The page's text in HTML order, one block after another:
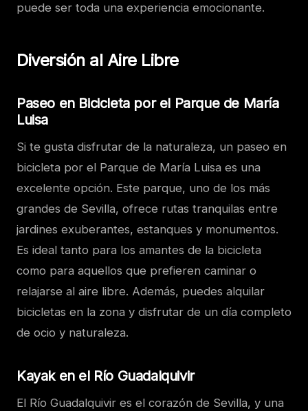
puede ser toda una experiencia emocionante.
Diversión al Aire Libre
Paseo en Bicicleta por el Parque de María
Luisa
Si te gusta disfrutar de la naturaleza, un paseo en
bicicleta por el Parque de María Luisa es una
excelente opción. Este parque, uno de los más
grandes de Sevilla, ofrece rutas tranquilas entre
jardines exuberantes, estanques y monumentos.
Es ideal tanto para los amantes de la bicicleta
como para aquellos que prefieren caminar o
relajarse al aire libre. Además, puedes alquilar
bicicletas en la zona y disfrutar de un día completo
de ocio y naturaleza.
Kayak en el Río Guadalquivir
El Río Guadalquivir es el corazón de Sevilla, y una